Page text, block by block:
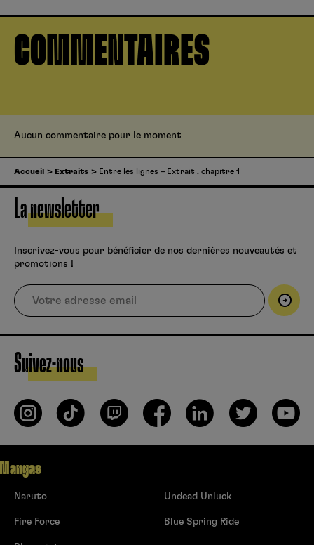
COMMENTAIRES
Aucun commentaire pour le moment
Accueil Extraits Entre les lignes – Extrait : chapitre 1
La newsletter
Inscrivez-vous pour bénéficier de nos dernières nouveautés et
promotions !
Suivez-nous
Mangas
Naruto
Fire Force
Undead Unluck
Blue Spring Ride